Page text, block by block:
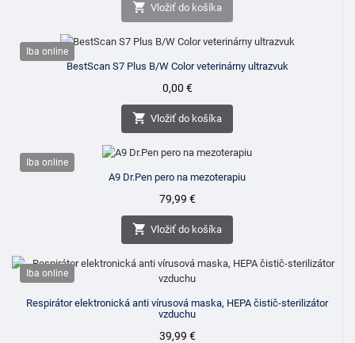
 Vložiť do košíka
Iba online
BestScan S7 Plus B/W Color veterinárny ultrazvuk
Cena
0,00 €
 Vložiť do košíka
Iba online
A9 Dr.Pen pero na mezoterapiu
Cena
79,99 €
 Vložiť do košíka
Iba online
Respirátor elektronická anti vírusová maska, HEPA čistič-sterilizátor
vzduchu
Cena
39,99 €